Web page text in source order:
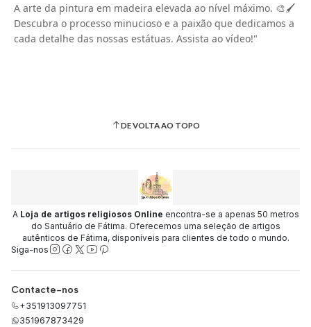
A arte da pintura em madeira elevada ao nível máximo. 🎨🖌️
Descubra o processo minucioso e a paixão que dedicamos a
cada detalhe das nossas estátuas. Assista ao vídeo!"
DE VOLTA AO TOPO
A Loja de artigos religiosos Online encontra-se a apenas 50 metros
do Santuário de Fátima. Oferecemos uma seleção de artigos
autênticos de Fátima, disponíveis para clientes de todo o mundo.
Siga-nos
Contacte-nos
+351913097751
351967873429